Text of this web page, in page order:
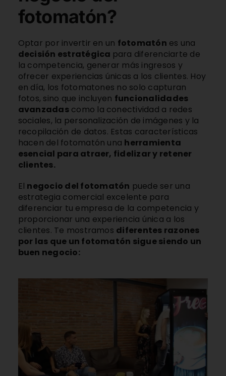
fotomatón?
Optar por invertir en un fotomatón es una
decisión estratégica para diferenciarte de
la competencia, generar más ingresos y
ofrecer experiencias únicas a los clientes. Hoy
en día, los fotomatones no solo capturan
fotos, sino que incluyen funcionalidades
avanzadascomo la conectividad a redes
sociales, la personalización de imágenes y la
recopilación de datos. Estas características
hacen del fotomatón una herramienta
esencial para atraer, fidelizar y retener
clientes.
El negocio del fotomatón puede ser una
estrategia comercial excelente para
diferenciar tu empresa de la competencia y
proporcionar una experiencia única a los
clientes. Te mostramos diferentes razones
por las que un fotomatón sigue siendo un
buen negocio: